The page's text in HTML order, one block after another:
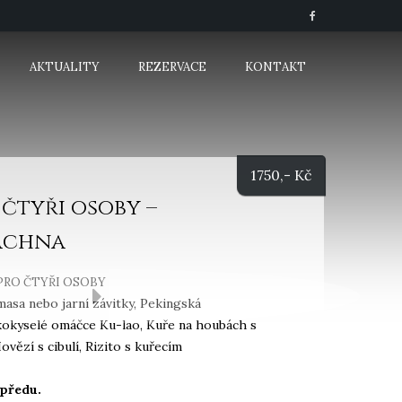
AKTUALITY REZERVACE KONTAKT
čtyři osoby –
ČTYŘI OSOBY
nebo jarní závitky, Pekingská
omáčce Ku-lao, Kuře na houbách s
s cibulí, Rizito s kuřecím
1750,- Kč